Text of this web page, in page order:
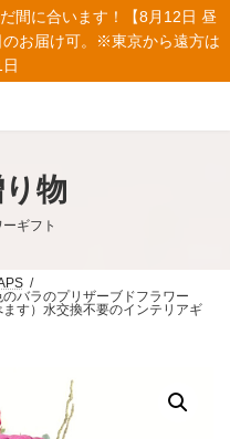
間に合います！【8月12日 昼
お届け可。※東京から遠方は
物
ギフト
バラのプリザーブドフラワー
す）水交換不要のインテリアギ